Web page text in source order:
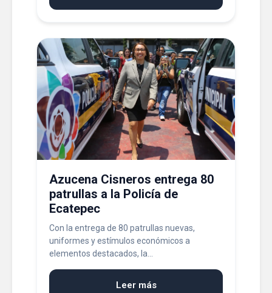
Azucena Cisneros entrega 80
patrullas a la Policía de
Ecatepec
Con la entrega de 80 patrullas nuevas,
uniformes y estímulos económicos a
elementos destacados, la...
Leer más